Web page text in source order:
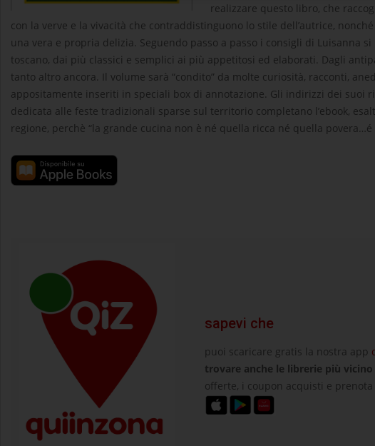
realizzare questo libro, che
con la verve e la vivacità che contraddistinguono lo stile dell’autrice,
una vera e propria delizia. Seguendo passo a passo i consigli di Luisanna
toscano, dai più classici e semplici ai più appetitosi ed elaborati. Dagli
tanto altro ancora. Il volume sarà “condito” da molte curiosità, racconti,
appositamente inseriti in speciali box di annotazione. Gli indirizzi dei suoi
dedicata alle feste tradizionali sparse sul territorio completano l’ebook,
regione, perchè “la grande cucina non è né quella ricca né quella povera…é
sapevi che
puoi scaricare gratis la nostra app
trovare anche le librerie più vicino
offerte, i coupon acquisti e